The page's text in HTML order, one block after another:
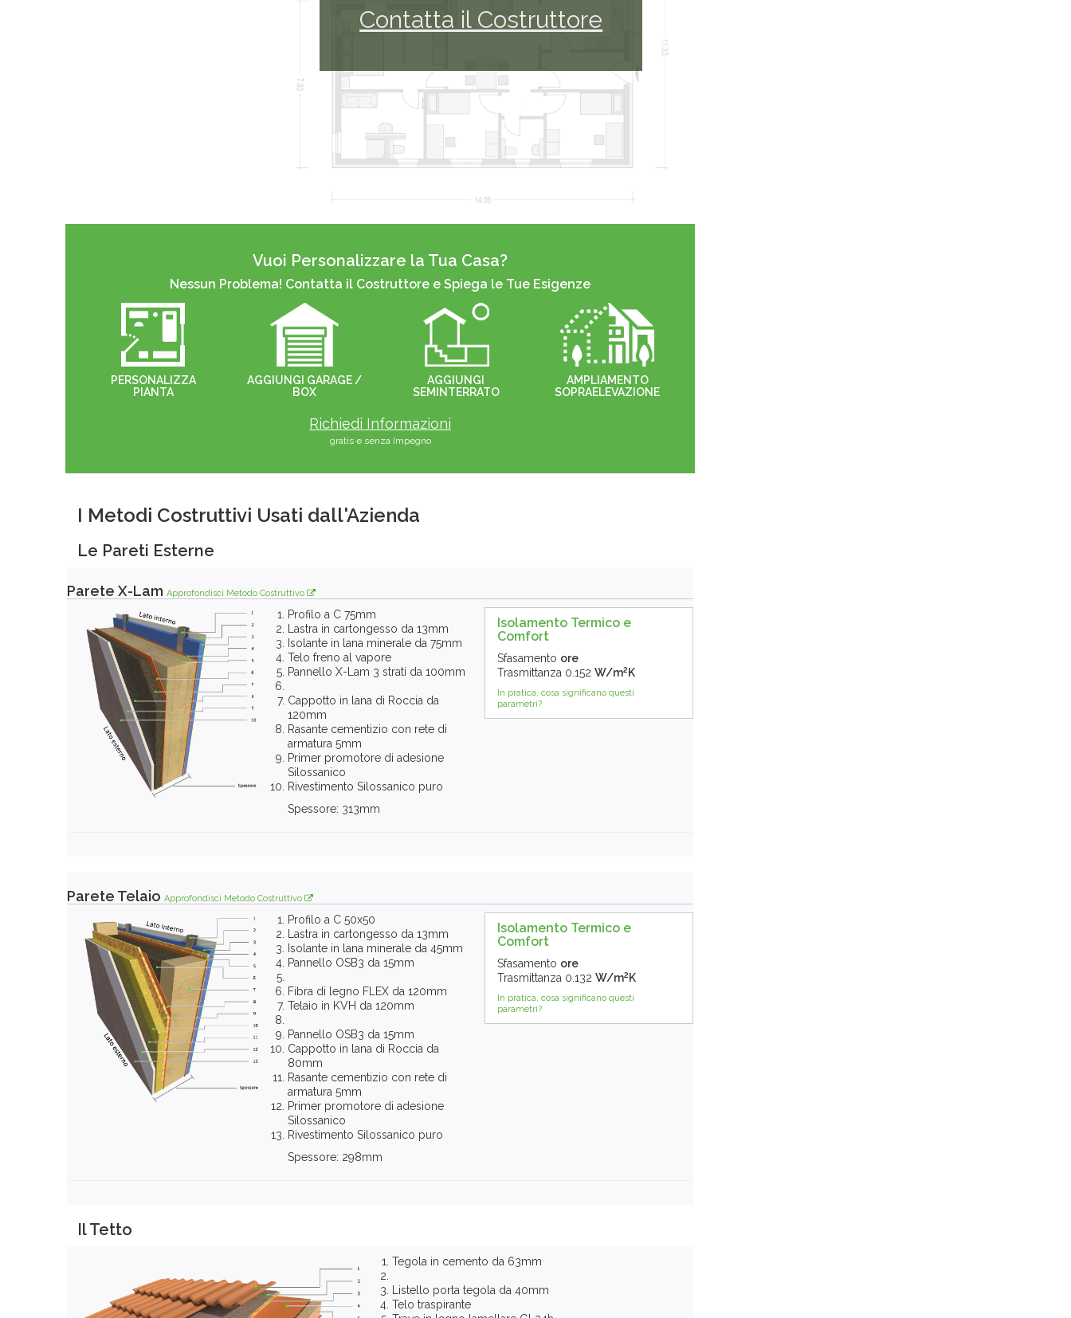
Contatta il Costruttore
Vuoi Personalizzare la Tua Casa?
Nessun Problema! Contatta il Costruttore e Spiega le Tue Esigenze
PERSONALIZZA
PIANTA
AGGIUNGI GARAGE /
BOX
AGGIUNGI
SEMINTERRATO
AMPLIAMENTO
SOPRAELEVAZIONE
Richiedi Informazioni
gratis e senza Impegno
I Metodi Costruttivi Usati dall'Azienda
Le Pareti Esterne
Parete X-Lam Approfondisci Metodo Costruttivo
Profilo a C 75mm
Lastra in cartongesso da 13mm
Isolante in lana minerale da 75mm
Telo freno al vapore
Pannello X-Lam 3 strati da 100mm
Cappotto in lana di Roccia da
120mm
Rasante cementizio con rete di
armatura 5mm
Primer promotore di adesione
Silossanico
Rivestimento Silossanico puro
Spessore: 313mm
Isolamento Termico e
Comfort
Sfasamento ore
Trasmittanza 0.152 W/m2 K
In pratica, cosa significano questi
parametri?
Parete Telaio Approfondisci Metodo Costruttivo
Profilo a C 50x50
Lastra in cartongesso da 13mm
Isolante in lana minerale da 45mm
Pannello OSB3 da 15mm
Fibra di legno FLEX da 120mm
Telaio in KVH da 120mm
Pannello OSB3 da 15mm
Cappotto in lana di Roccia da
80mm
Rasante cementizio con rete di
armatura 5mm
Primer promotore di adesione
Silossanico
Rivestimento Silossanico puro
Spessore: 298mm
Isolamento Termico e
Comfort
Sfasamento ore
Trasmittanza 0.132 W/m2 K
In pratica, cosa significano questi
parametri?
Il Tetto
Tegola in cemento da 63mm
Listello porta tegola da 40mm
Telo traspirante